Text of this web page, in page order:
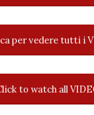
per vedere tutti i
to watch all